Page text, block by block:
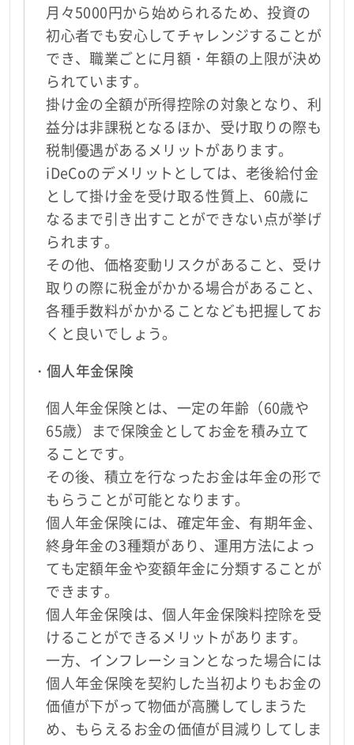
月々5000円から始められるため、投資の
初心者でも安心してチャレンジすることが
でき、職業ごとに月額・年額の上限が決め
られています。
掛け金の全額が所得控除の対象となり、利
益分は非課税となるほか、受け取りの際も
税制優遇があるメリットがあります。
iDeCoのデメリットとしては、老後給付金
として掛け金を受け取る性質上、60歳に
なるまで引き出すことができない点が挙げ
られます。
その他、価格変動リスクがあること、受け
取りの際に税金がかかる場合があること、
各種手数料がかかることなども把握してお
くと良いでしょう。
・個人年金保険
個人年金保険とは、一定の年齢（60歳や
65歳）まで保険金としてお金を積み立て
ることです。
その後、積立を行なったお金は年金の形で
もらうことが可能となります。
個人年金保険には、確定年金、有期年金、
終身年金の3種類があり、運用方法によっ
ても定額年金や変額年金に分類することが
できます。
個人年金保険は、個人年金保険料控除を受
けることができるメリットがあります。
一方、インフレーションとなった場合には
個人年金保険を契約した当初よりもお金の
価値が下がって物価が高騰してしまうた
め、もらえるお金の価値が目減りしてしま